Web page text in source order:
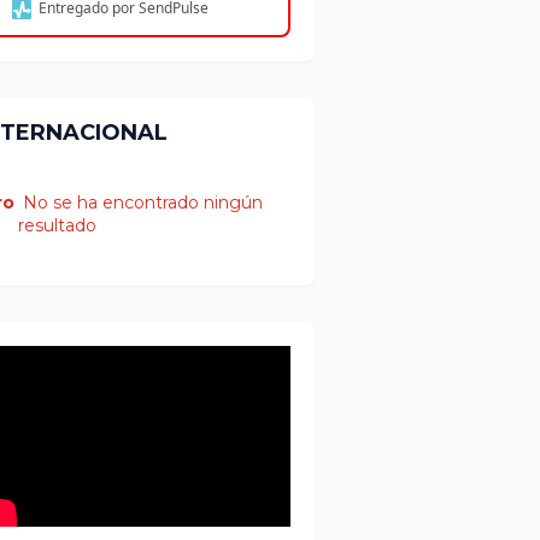
Entregado por SendPulse
No se ha encontrado ningún
resultado